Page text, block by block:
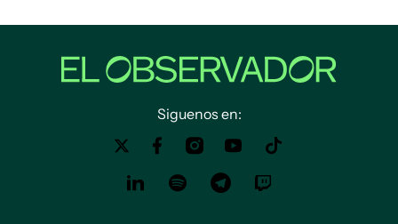
Siguenos en: